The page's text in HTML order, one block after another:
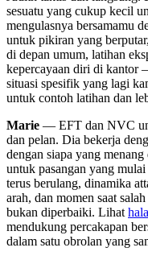
sesuatu yang cukup kecil
mengulasnya bersamamu
untuk pikiran yang
di depan umum, latihan
kepercayaan diri di kantor
situasi spesifik yang lagi
untuk contoh latihan dan
Marie — EFT dan NVC
dan pelan. Dia bekerja
dengan siapa yang
untuk pasangan yang
terus berulang, dinamika
arah, dan momen saat
bukan diperbaiki. Lihat
mendukung percakapan
dalam satu obrolan yang